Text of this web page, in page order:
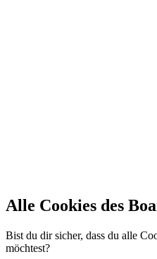
Alle Cookies des
Bist du dir sicher, dass du alle
möchtest?